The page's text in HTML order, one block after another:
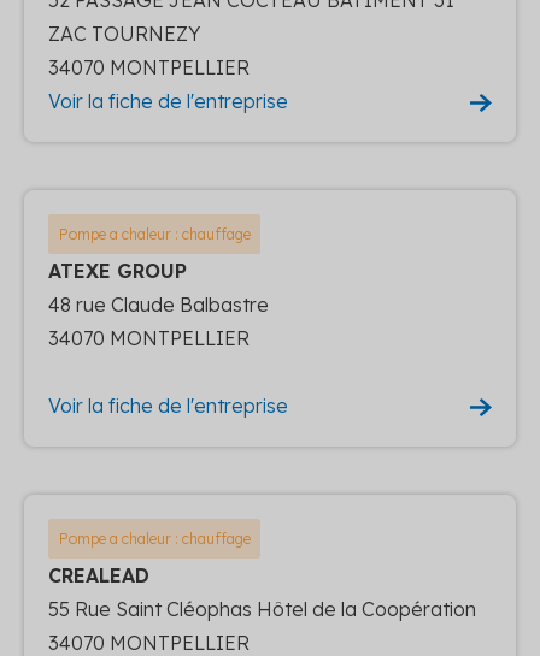
ZAC TOURNEZY
34070 MONTPELLIER
Voir la fiche de l'entreprise
Pompe a chaleur : chauffage
ATEXE GROUP
48 rue Claude Balbastre
34070 MONTPELLIER
Voir la fiche de l'entreprise
Pompe a chaleur : chauffage
CREALEAD
55 Rue Saint Cléophas Hôtel de la Coopération
34070 MONTPELLIER